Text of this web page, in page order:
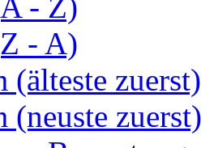
- A)
(älteste zuerst)
(neuste zuerst)